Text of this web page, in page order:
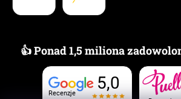
👍 Ponad 1,5 miliona
Recenzje
5,0